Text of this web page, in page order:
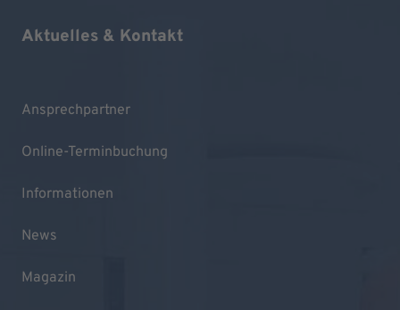
Aktuelles & Kontakt
Ansprechpartner
Online-Terminbuchung
Informationen
News
Magazin